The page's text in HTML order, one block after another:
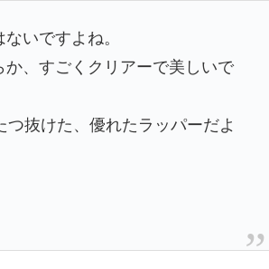
いですよね。
、すごくクリアーで美しいで
抜けた、優れたラッパーだよ